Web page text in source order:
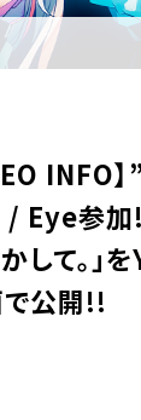
INFO】
Eye参
して。
公開!!